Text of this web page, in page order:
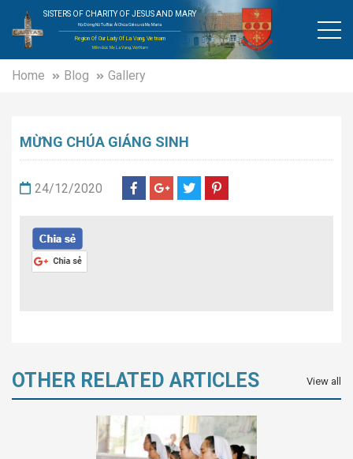
SISTERS OF CHARITY OF JESUS AND MARY
Hội Dòng Nữ Tu Bác Ái Chúa Giêsu và Mẹ Maria
Region Of Our Lady Of La Vang, Vietnam
Miền Đức Mẹ La Vang, Việt Nam
Home Blog Gallery
MỪNG CHÚA GIÁNG SINH
24/12/2020
OTHER RELATED ARTICLES View all